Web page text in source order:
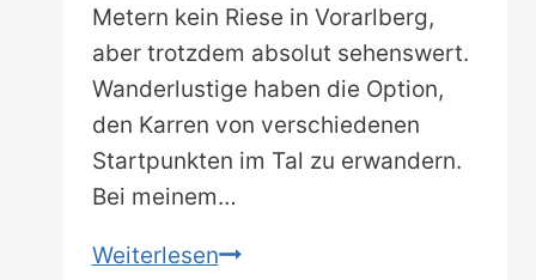
Metern kein Riese in Vorarlberg,
aber trotzdem absolut sehenswert.
Wanderlustige haben die Option,
den Karren von verschiedenen
Startpunkten im Tal zu erwandern.
Bei meinem…
WeiterlesenKarren